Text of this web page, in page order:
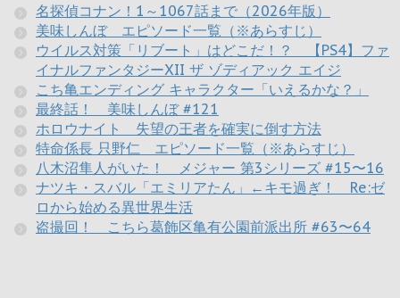
名探偵コナン！1～1067話まで（2026年版）
美味しんぼ エピソード一覧（※あらすじ）
ウイルス対策「リブート」はどこだ！？ 【PS4】ファ
イナルファンタジーXII ザ ゾディアック エイジ
こち亀エンディング キャラクター「いえるかな？」
最終話！ 美味しんぼ #121
ホロウナイト 失望の王者を確実に倒す方法
特命係長 只野仁 エピソード一覧（※あらすじ）
八木沼隼人がいた！ メジャー 第3シリーズ #15〜16
ナツキ・スバル「エミリアたん」←キモ過ぎ！ Re:ゼ
ロから始める異世界生活
盗撮回！ こちら葛飾区亀有公園前派出所 #63〜64